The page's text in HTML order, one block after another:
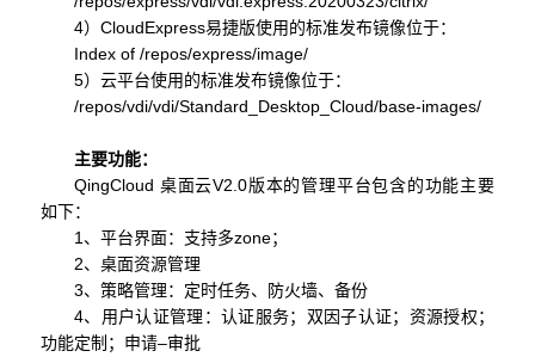
4）CloudExpress易捷版使用的标准发布镜像位于：
Index of /repos/express/image/
5）云平台使用的标准发布镜像位于：
/repos/vdi/vdi/Standard_Desktop_Cloud/base-images/
主要功能：
QingCloud 桌面云V2.0版本的管理平台包含的功能主要
如下：
1 、平台界面：支持多zone；
2、桌面资源管理
3、策略管理： 定时任务、防火墙、备份
4、用户认证管理：认证服务；双因子认证；资源授权；
功能定制；申请–审批